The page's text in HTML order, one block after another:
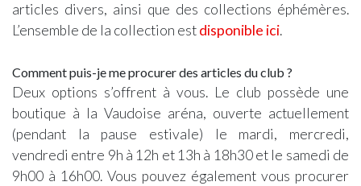
articles divers, ainsi que des collections éphémères.
L’ensemble de la collection estdisponible ici.
Comment puis-je me procurer des articles du club ?
Deux options s’offrent à vous. Le club possède une
boutique à la Vaudoise aréna, ouverte actuellement
(pendant la pause estivale) le mardi, mercredi,
vendredi entre 9h à 12h et 13h à 18h30 et le samedi de
9h00 à 16h00. Vous pouvez également vous procurer